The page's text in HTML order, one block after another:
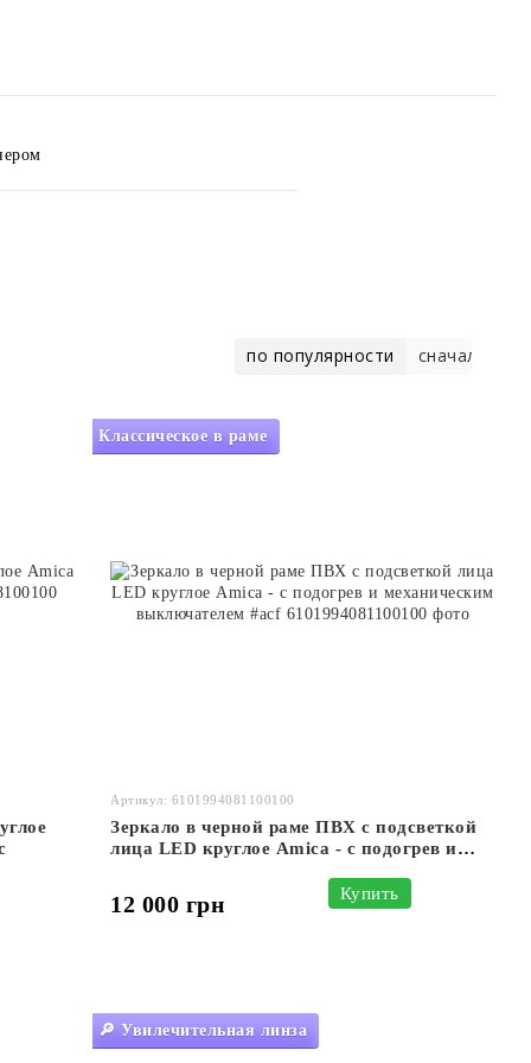
по популярности сначала
Классическое в раме
Артикул: 6101994081100100
Зеркало в черной раме ПВХ с подсветкой
лица LED круглое Amica - с подогрев и
12 000 грн Купить
🔎 Увилечительная линза